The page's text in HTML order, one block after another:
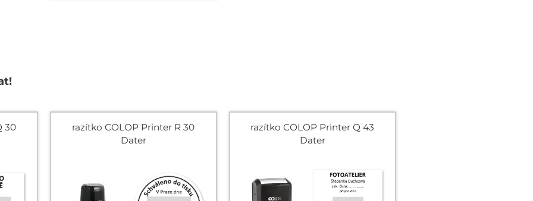
30
razítko COLOP Printer R 30
Dater
razítko COLOP Printer Q 43
Dater